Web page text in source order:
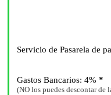
Servicio de Pasarela de
Gastos Bancarios: 4% *
(NO los puedes descontar de